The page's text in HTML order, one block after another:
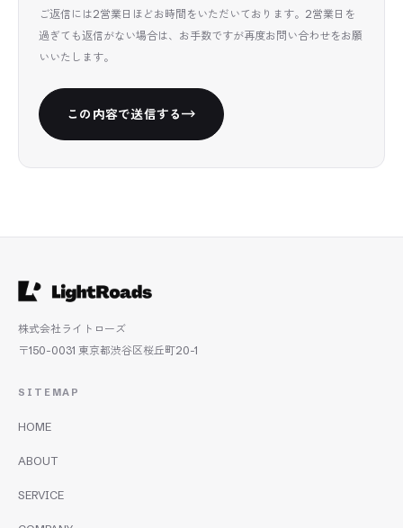
ご返信には2営業日ほどお時間をいただいております。2営業日を
過ぎても返信がない場合は、お手数ですが再度お問い合わせをお願
いいたします。
この内容で送信する
株式会社ライトローズ
〒150-0031 東京都渋谷区桜丘町20-1
SITEMAP
HOME
ABOUT
SERVICE